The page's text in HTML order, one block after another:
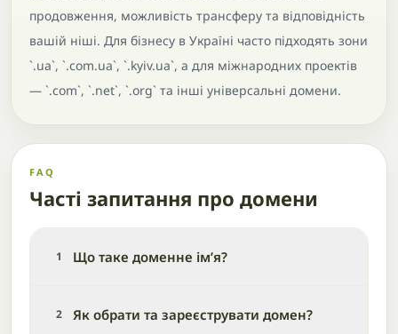
продовження, можливість трансферу та відповідність
вашій ніші. Для бізнесу в Україні часто підходять зони
`.ua`, `.com.ua`, `.kyiv.ua`, а для міжнародних проектів
— `.com`, `.net`, `.org` та інші універсальні домени.
FAQ
Часті запитання про домени
1 Що таке доменне ім’я?
2 Як обрати та зареєструвати домен?